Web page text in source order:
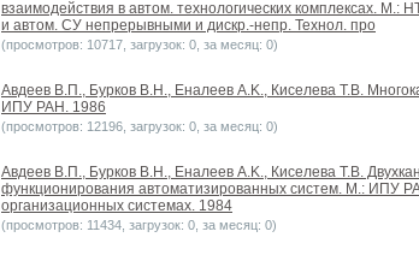
взаимодействия в автом. технологических комплексах.
и автом. СУ непрерывными и дискр.-непр. Технол. про
(просмотров: 10717, загрузок: 0, за месяц: 0)
Авдеев В.П., Бурков В.Н., Еналеев A.K., Киселева Т.В.
ИПУ РАН. 1986
(просмотров: 12196, загрузок: 0, за месяц: 0)
Авдеев В.П., Бурков В.Н., Еналеев A.K., Киселева Т.В.
функционирования автоматизированных систем. М.: ИПУ
организационных системах. 1984
(просмотров: 11434, загрузок: 0, за месяц: 0)